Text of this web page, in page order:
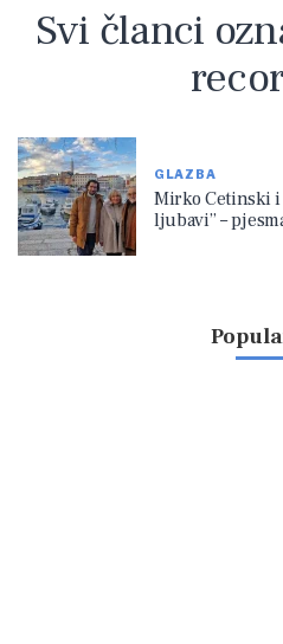
Svi članci
GLAZBA
Mirko Cetinski i
ljubavi” –